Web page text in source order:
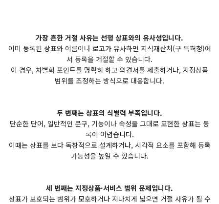
가장 흔한 거절 사유는 선행 상표와의 유사성입니다.
이미 등록된 상표와 이름이나 로고가 유사하면 지식재산처(구 특허청)에
서 등록을 거절할 수 있습니다.
이 경우, 차별화 포인트를 명확히 하고 의견서를 제출하거나, 지정상품
범위를 조정하는 방식으로 대응합니다.
두 번째는 상표의 식별력 부족입니다.
단순한 단어, 일반적인 문구, 기능이나 속성을 그대로 표현한 상표는 등
록이 어렵습니다.
이때는 상표를 보다 독창적으로 설계하거나, 시각적 요소를 포함해 등록
가능성을 높일 수 있습니다.
세 번째는 지정상품·서비스 범위 문제입니다.
상표가 보호되는 범위가 모호하거나 지나치게 넓으면 거절 사유가 될 수